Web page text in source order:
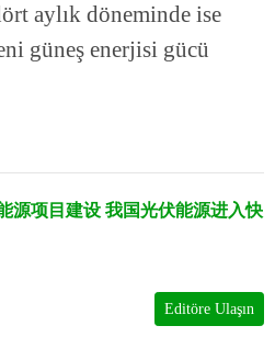
aylık döneminde ise
güneş enerjisi gücü
源项目建设 我国光伏能源进入快
Editöre Ulaşın